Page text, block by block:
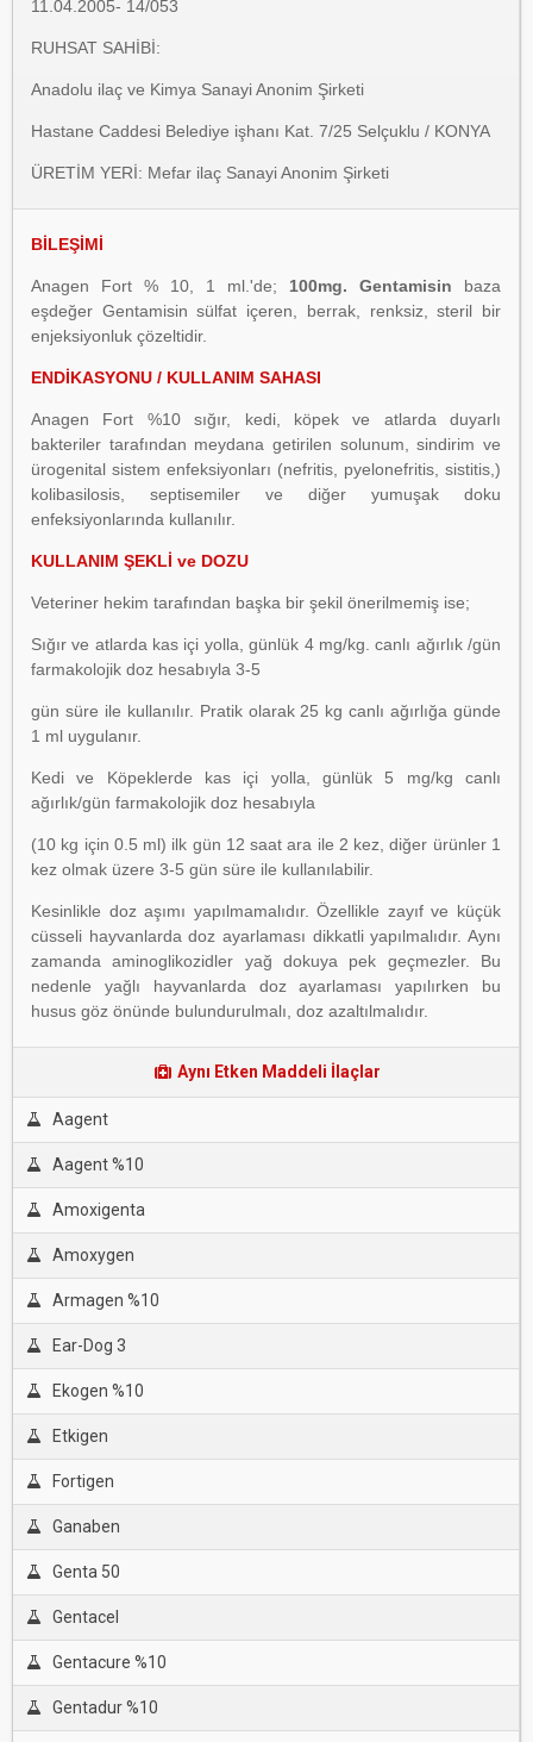
11.04.2005- 14/053
RUHSAT SAHİBİ:
Anadolu ilaç ve Kimya Sanayi Anonim Şirketi
Hastane Caddesi Belediye işhanı Kat. 7/25 Selçuklu / KONYA
ÜRETİM YERİ: Mefar ilaç Sanayi Anonim Şirketi
BİLEŞİMİ
Anagen Fort % 10, 1 ml.'de; 100mg. Gentamisin baza
eşdeğer Gentamisin sülfat içeren, berrak, renksiz, steril bir
enjeksiyonluk çözeltidir.
ENDİKASYONU / KULLANIM SAHASI
Anagen Fort %10 sığır, kedi, köpek ve atlarda duyarlı
bakteriler tarafından meydana getirilen solunum, sindirim ve
ürogenital sistem enfeksiyonları (nefritis, pyelonefritis, sistitis,)
kolibasilosis, septisemiler ve diğer yumuşak doku
enfeksiyonlarında kullanılır.
KULLANIM ŞEKLİ ve DOZU
Veteriner hekim tarafından başka bir şekil önerilmemiş ise;
Sığır ve atlarda kas içi yolla, günlük 4 mg/kg. canlı ağırlık /gün
farmakolojik doz hesabıyla 3-5
gün süre ile kullanılır. Pratik olarak 25 kg canlı ağırlığa günde
1 ml uygulanır.
Kedi ve Köpeklerde kas içi yolla, günlük 5 mg/kg canlı
ağırlık/gün farmakolojik doz hesabıyla
(10 kg için 0.5 ml) ilk gün 12 saat ara ile 2 kez, diğer ürünler 1
kez olmak üzere 3-5 gün süre ile kullanılabilir.
Kesinlikle doz aşımı yapılmamalıdır. Özellikle zayıf ve küçük
cüsseli hayvanlarda doz ayarlaması dikkatli yapılmalıdır. Aynı
zamanda aminoglikozidler yağ dokuya pek geçmezler. Bu
nedenle yağlı hayvanlarda doz ayarlaması yapılırken bu
husus göz önünde bulundurulmalı, doz azaltılmalıdır.
Aynı Etken Maddeli İlaçlar
Aagent
Aagent %10
Amoxigenta
Amoxygen
Armagen %10
Ear-Dog 3
Ekogen %10
Etkigen
Fortigen
Ganaben
Genta 50
Gentacel
Gentacure %10
Gentadur %10